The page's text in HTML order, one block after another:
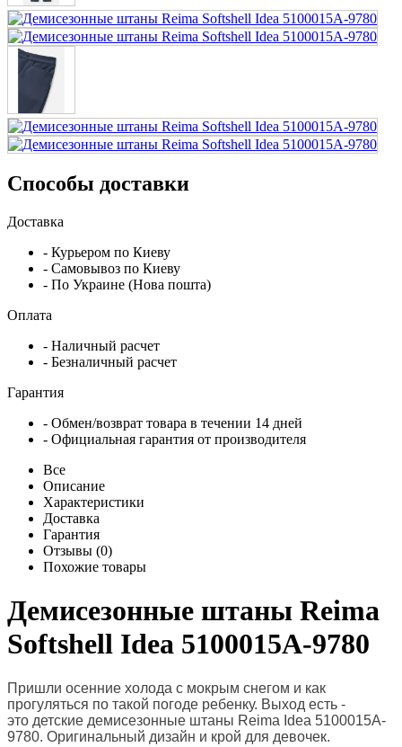
Способы доставки
Доставка
- Курьером по Киеву
- Самовывоз по Киеву
- По Украине (Нова пошта)
Оплата
- Наличный расчет
- Безналичный расчет
Гарантия
- Обмен/возврат товара в течении 14 дней
- Официальная гарантия от производителя
Все
Описание
Характеристики
Доставка
Гарантия
Отзывы (0)
Похожие товары
Демисезонные штаны Reima
Softshell Idea 5100015A-9780
Пришли осенние холода с мокрым снегом и как
прогуляться по такой погоде ребенку. Выход есть -
это детские демисезонные штаны Reima Idea 5100015A-
9780. Оригинальный дизайн и крой для девочек.